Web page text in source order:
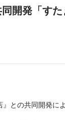
開発「す
との共同開発に